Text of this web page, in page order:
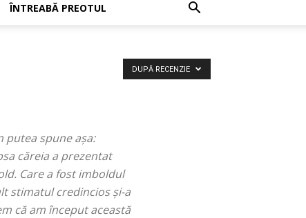
ÎNTREABĂ PREOTUL
putea spune așa:
căreia a prezentat
Care a fost imboldul
stimatul credincios și-a
că am început această
DUPĂ RECENZIE